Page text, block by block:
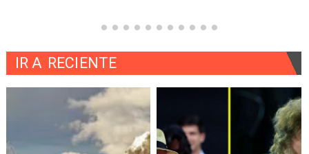
IR A RECIENTE